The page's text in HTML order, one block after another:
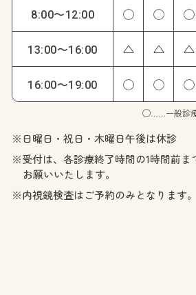
8:00〜12:00 ◯ ◯ ◯
13:00〜16:00 △ △ △
16:00〜19:00 ◯ ◯ ◯
◯……一般診
※日曜日・祝日・木曜日午後は休診
※受付は、各診療終了時間の1時間前ま
お願いいたします。
※内視鏡検査はご予約のみとなります。